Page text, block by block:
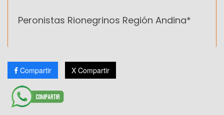
Peronistas Rionegrinos Región Andina*
Compartir X Compartir